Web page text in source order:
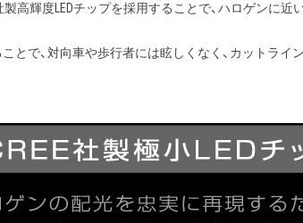
製高輝度LEDチップを採用することで、ハロゲンに
とで、対向車や歩行者には眩しくなく、カットラ